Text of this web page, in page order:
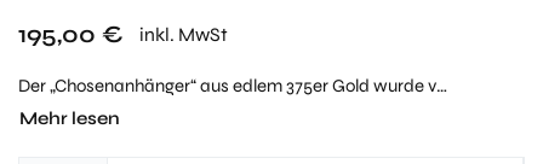
195,00 € inkl. MwSt
Der „Chosenanhänger“ aus edlem 375er Gold wurde von Janet und Lukas selbst designt und mit Liebe zum Detail von Hand gefertigt und hier in Deutschland gegossen.